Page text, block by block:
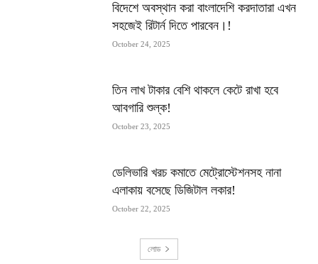
বিদেশে অবস্থান করা বাংলাদেশি করদাতারা এখন
সহজেই রিটার্ন দিতে পারবেন।!
October 24, 2025
তিন লাখ টাকার বেশি থাকলে কেটে রাখা হবে
আবগারি শুল্ক!
October 23, 2025
ডেলিভারি খরচ কমাতে মেট্রোস্টেশনসহ নানা
এলাকায় বসেছে ডিজিটাল লকার!
October 22, 2025
লোড